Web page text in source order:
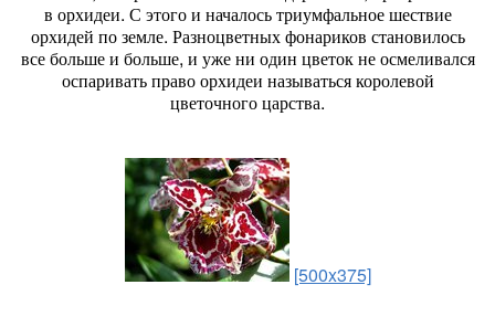
в орхидеи. С этого и началось триумфальное шествие
орхидей по земле. Разноцветных фонариков становилось
все больше и больше, и уже ни один цветок не осмеливался
оспаривать право орхидеи называться королевой
цветочного царства.
[500x375]